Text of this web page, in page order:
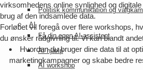
Politisk kommunikation og
AI
Få din egen AI-assistent
AI hjælp
AI workshop
virksomhedens online synlighed og
brug af den indsamlede data.
Forløbet vil foregå over flere workshops,
du ønsker rådgivning til. Vi kan blandt
Hvordan du bruger dine data til at
marketingkampagner og skabe bedre